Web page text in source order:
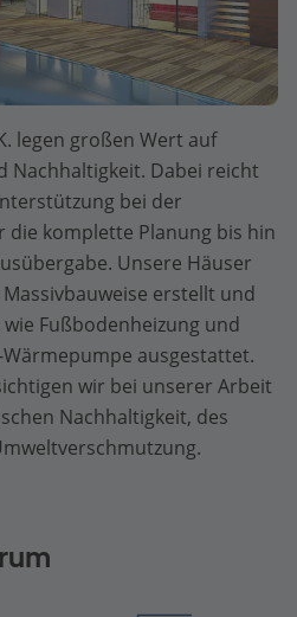
legen großen Wert auf
Nachhaltigkeit. Dabei reicht
bei der
die komplette Planung bis hin
Unsere Häuser
erstellt und
Fußbodenheizung und
ausgestattet.
wir bei unserer Arbeit
Nachhaltigkeit, des